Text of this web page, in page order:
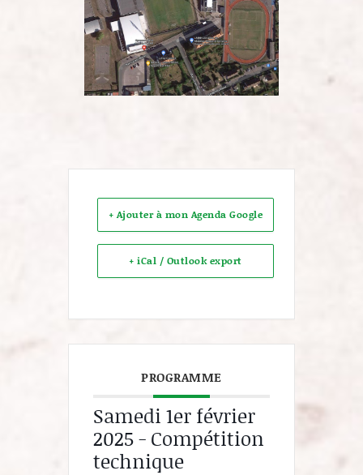
+ Ajouter à mon Agenda Google
+ iCal / Outlook export
PROGRAMME
Samedi 1er février
2025 - Compétition
technique